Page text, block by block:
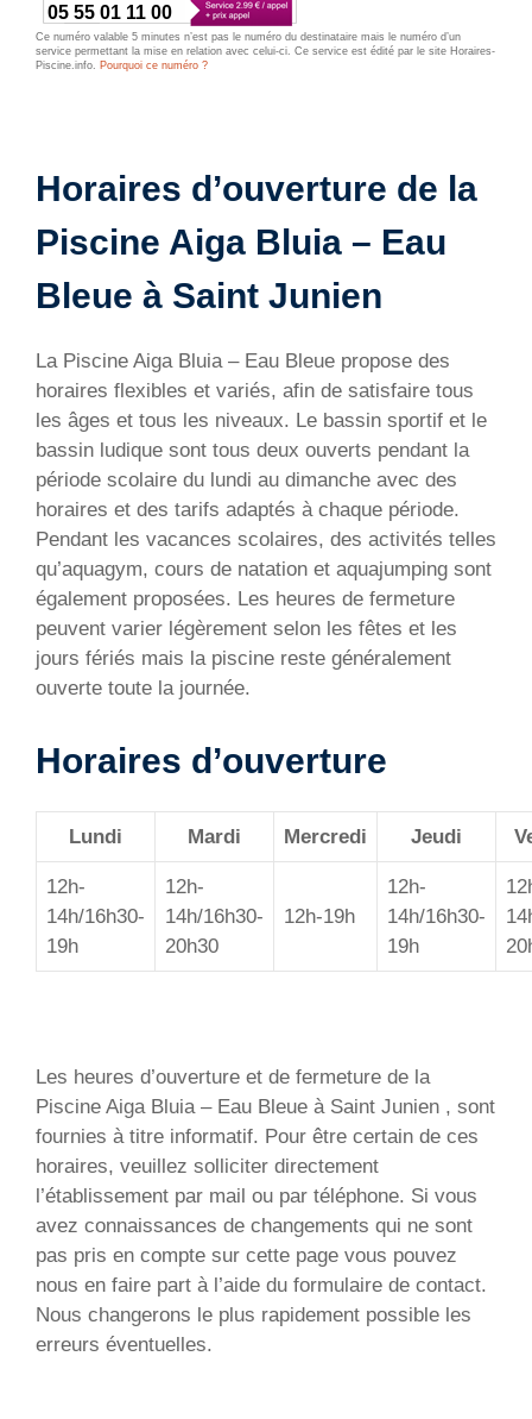
05 55 01 11 00
Ce numéro valable 5 minutes n’est pas le numéro du destinataire mais le numéro d’un
service permettant la mise en relation avec celui-ci. Ce service est édité par le site Horaires-
Piscine.info. Pourquoi ce numéro ?
Horaires d’ouverture de la
Piscine Aiga Bluia – Eau
Bleue à Saint Junien
La Piscine Aiga Bluia – Eau Bleue propose des
horaires flexibles et variés, afin de satisfaire tous
les âges et tous les niveaux. Le bassin sportif et le
bassin ludique sont tous deux ouverts pendant la
période scolaire du lundi au dimanche avec des
horaires et des tarifs adaptés à chaque période.
Pendant les vacances scolaires, des activités telles
qu’aquagym, cours de natation et aquajumping sont
également proposées. Les heures de fermeture
peuvent varier légèrement selon les fêtes et les
jours fériés mais la piscine reste généralement
ouverte toute la journée.
Horaires d’ouverture
Lundi Mardi Mercredi Jeudi
12h-
14h/16h30-
19h
12h-
14h/16h30-
20h30
12h-19h
12h-
14h/16h30-
19h
Les heures d’ouverture et de fermeture de la
Piscine Aiga Bluia – Eau Bleue à Saint Junien , sont
fournies à titre informatif. Pour être certain de ces
horaires, veuillez solliciter directement
l’établissement par mail ou par téléphone. Si vous
avez connaissances de changements qui ne sont
pas pris en compte sur cette page vous pouvez
nous en faire part à l’aide du formulaire de contact.
Nous changerons le plus rapidement possible les
erreurs éventuelles.